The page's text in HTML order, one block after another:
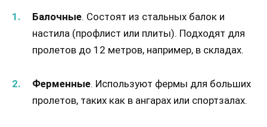
Балочные. Состоят из стальных балок и
настила (профлист или плиты). Подходят для
пролетов до 12 метров, например, в складах.
Ферменные. Используют фермы для больших
пролетов, таких как в ангарах или спортзалах.